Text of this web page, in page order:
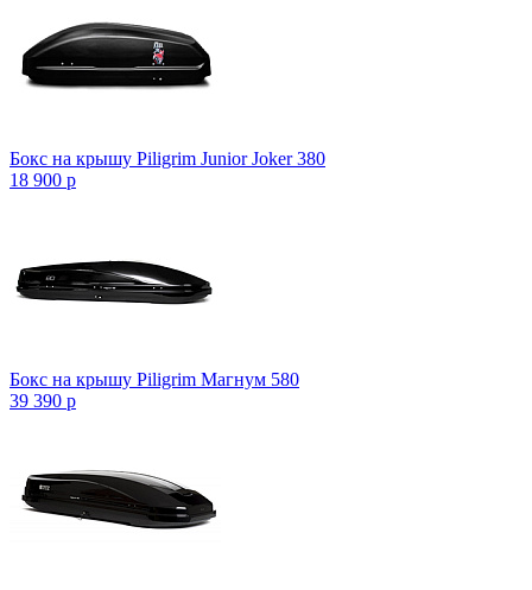
Бокс на крышу Piligrim Junior Joker 380
18 900 p
Бокс на крышу Piligrim Магнум 580
39 390 p